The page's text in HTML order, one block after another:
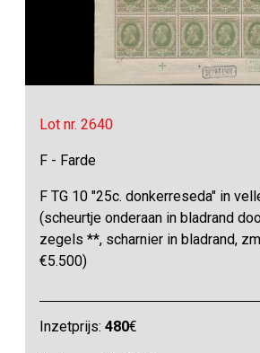
Lot nr. 2640
F - Farde
F TG 10 "25c. donkerreseda" in
(scheurtje onderaan in bladrand
zegels **, scharnier in bladrand,
€5.500)
Inzetprijs:480€